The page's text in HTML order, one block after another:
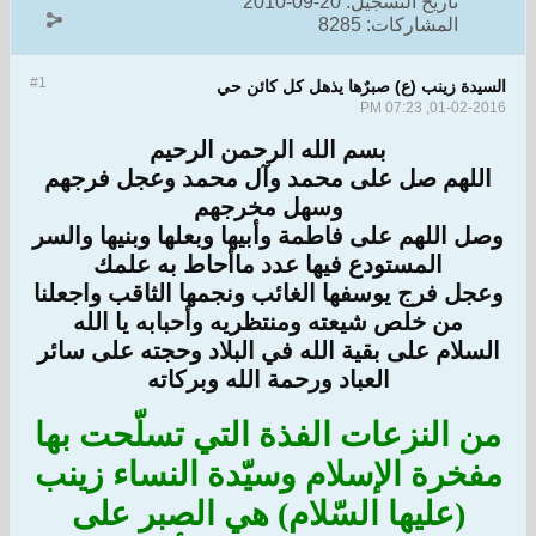
المشاركات: 8285
#1 السيدة زينب (ع) صبرٌها يذهل كل كائن حي
01-02-2016, 07:23 PM
بسم الله الرحمن الرحيم
اللهم صل على محمد وآل محمد وعجل فرجهم
وسهل مخرجهم
وصل اللهم على فاطمة وأبيها وبعلها وبنيها والسر
المستودع فيها عدد ماأحاط به علمك
وعجل فرج يوسفها الغائب ونجمها الثاقب واجعلنا
من خلص شيعته ومنتظريه وأحبابه يا الله
السلام على بقية الله في البلاد وحجته على سائر
العباد ورحمة الله وبركاته
من النزعات الفذة التي تسلّحت بها
مفخرة الإسلام وسيّدة النساء زينب
(عليها السّلام) هي الصبر على